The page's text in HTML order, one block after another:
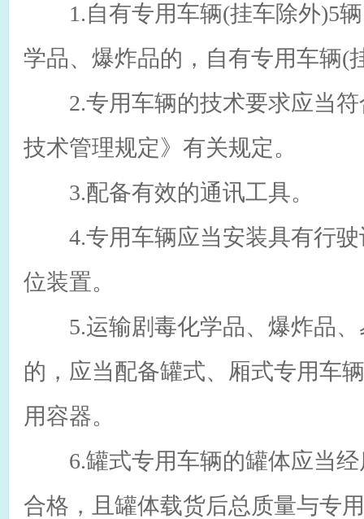
1.自有专用车辆(挂车除外)5辆
学品、爆炸品的，自有专用车辆(
2.专用车辆的技术要求应当符
技术管理规定》有关规定。
3.配备有效的通讯工具。
4.专用车辆应当安装具有行驶
位装置。
5.运输剧毒化学品、爆炸品、
的，应当配备罐式、厢式专用车
用容器。
6.罐式专用车辆的罐体应当经
合格，且罐体载货后总质量与专